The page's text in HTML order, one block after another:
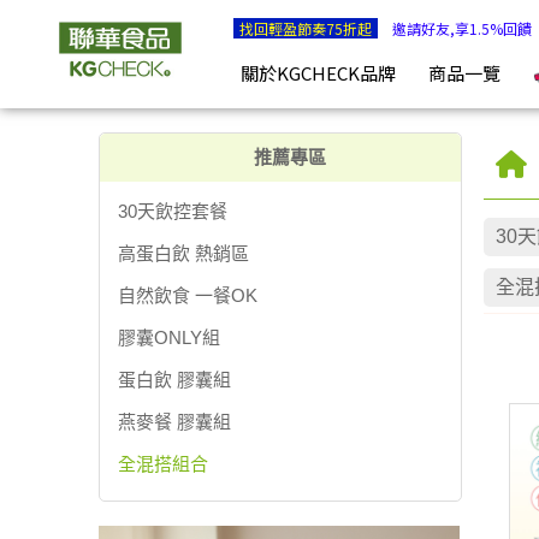
全混搭組合 | KGCHECK聯華食品生醫研究室
找回輕盈節奏75折起 邀請好友,享1.5%回饋
關於KGCHECK品牌 商品一覽
推薦專區
30天飲控套餐
高蛋白飲 熱銷區
自然飲食 一餐OK
膠囊ONLY組
蛋白飲 膠囊組
燕麥餐 膠囊組
全混搭組合
30
全混